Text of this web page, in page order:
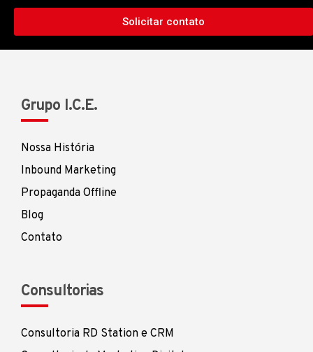
Solicitar contato
Grupo I.C.E.
Nossa História
Inbound Marketing
Propaganda Offline
Blog
Contato
Consultorias
Consultoria RD Station e CRM